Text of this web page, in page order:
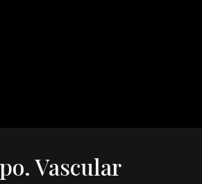
Vascular